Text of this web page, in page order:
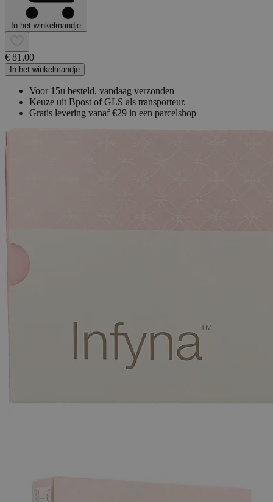
In het winkelmandje
€ 81,00
In het winkelmandje
Voor 15u besteld, vandaag verzonden
Keuze uit Bpost of GLS als transporteur.
Gratis levering vanaf €29 in een parcelshop